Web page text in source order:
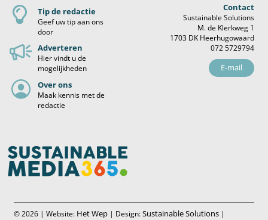
Tip de redactie
Geef uw tip aan ons
door
Adverteren
Hier vindt u de
mogelijkheden
Over ons
Maak kennis met de
redactie
Contact
Sustainable Solutions
M. de Klerkweg 1
1703 DK Heerhugowaard
072 5729794
E-mail
© 2026 | Website: Het Wep | Design:Sustainable Solutions |